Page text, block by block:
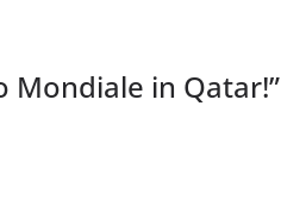
Mondiale in Qatar!”